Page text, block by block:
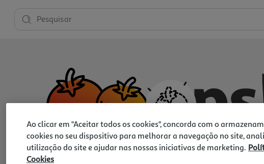
Pesquisar
Ao clicar em "Aceitar todos os cookies", concorda com o
cookies no seu dispositivo para melhorar a navegação no site,
utilização do site e ajudar nas nossas iniciativas de marketing.
Cookies